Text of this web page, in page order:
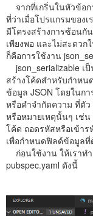
จากที่เกริ่นในหัวข้อก
ที่ว่าเมื่อโปรแกรมของ
มีโครงสร้างการซ้อนกั
เพียงพอ และไม่สะดว
ก็คือการใช้งาน
json_serializable เ
สร้างโค้ดสำหรับกำหน
ข้อมูล JSON โดยในก
หรือคำจำกัดความ ที่ตัว
หรือหมายเหตุนั้นๆ เช่น
โค้ด ถอดรหัสหรือเข้า
เพื่อกำหนดฟิลด์ข้อมูลที่
ก่อนใช้งาน ให้เราท
pubspec.yaml ดังนี้